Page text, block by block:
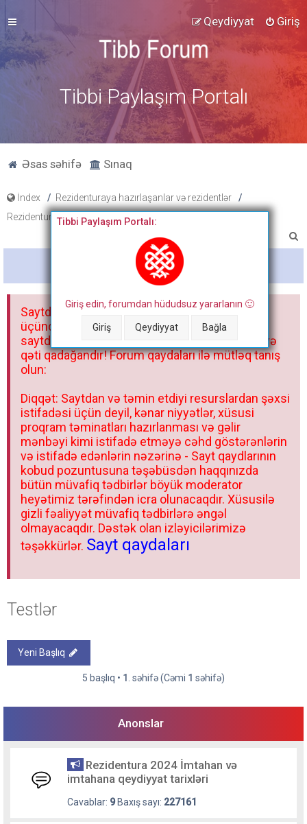
Giriş
Qeydiyyat
Tibbi Paylaşım Portalı
Əsas səhifə Sınaq
İndex
Rezidenturaya hazırlaşanlar və rezidentlər
Rezidentura hazırlıq materialları
a
Bitdi
Tibbi Paylaşım Portalı:
Giriş edin, forumdan hüdudsuz yararlanın 🙂
Giriş Qeydiyyat Bağla
Saytdakı materiallar yalnız fərdi istifadəniz
üçündür. Materialları istisnasız heç bir qrupda,
saytda və sosial şəbəkədə paylaşmaq olmaz və
qəti qadağandır! Forum qaydaları ilə mütləq tanış
olun:
Diqqət: Saytdan və təmin etdiyi resurslardan şəxsi
istifadəsi üçün deyil, kənar niyyətlər, xüsusi
proqram təminatları hazırlanması və gəlir
mənbəyi kimi istifadə etməyə cəhd göstərənlərin
və istifadə edənlərin nəzərinə - Sayt qaydlarının
kobud pozuntusuna təşəbüsdən haqqınızda
bütün müvafiq tədbirlər böyük moderator
heyətimiz tərəfindən icra olunacaqdır. Xüsusilə
gizli fəaliyyət müvafiq tədbirlərə əngəl
olmayacaqdır. Dəstək olan izləyicilərimizə
təşəkkürlər. Sayt qaydaları
Testlər
Yeni Başlıq
5 başlıq • 1 . səhifə (Cəmi 1 səhifə)
Anonslar
Rezidentura 2024 İmtahan və
imtahana qeydiyyat tarixləri
Cavablar: 9Baxış sayı: 227161